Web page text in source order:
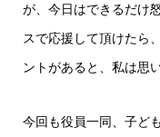
が、今日はできるだけ
スで応援して頂けたら
ントがあると、私は思
今回も役員一同、子ど